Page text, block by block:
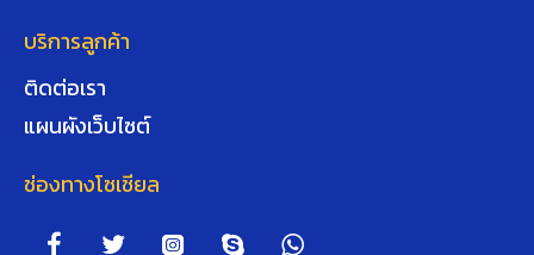
บริการลูกค้า
ติดต่อเรา
แผนผังเว็บไซต์
ช่องทางโซเชียล